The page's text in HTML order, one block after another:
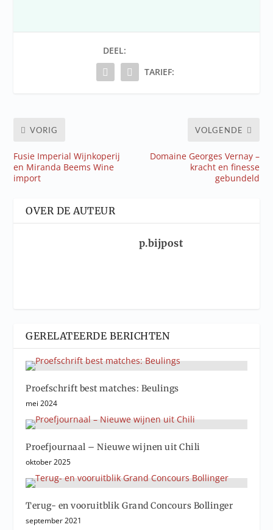
DEEL:
TARIEF:
VORIG
Fusie Imperial Wijnkoperij
en Miranda Beems Wine
import
VOLGENDE
Domaine Georges Vernay –
kracht en finesse
gebundeld
OVER DE AUTEUR
p.bijpost
GERELATEERDE BERICHTEN
Proefschrift best matches: Beulings
mei 2024
Proefjournaal – Nieuwe wijnen uit Chili
oktober 2025
Terug- en vooruitblik Grand Concours Bollinger
september 2021